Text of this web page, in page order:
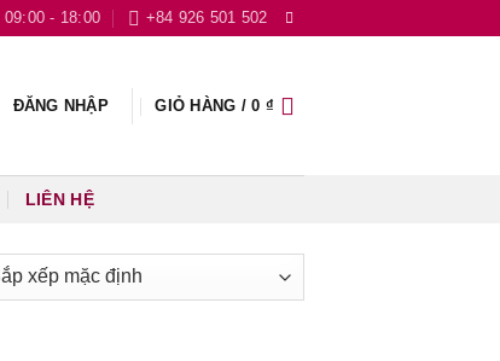
09:00 - 18:00 +84 926 501 502
ĐĂNG NHẬP GIỎ HÀNG /0 ₫
LIÊN HỆ